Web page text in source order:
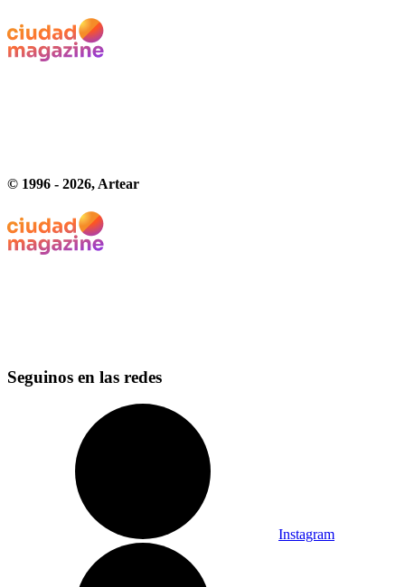
© 1996 - 2026, Artear
Seguinos en las redes
Instagram